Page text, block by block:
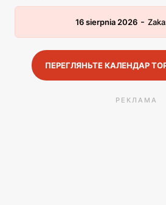
16 sierpnia 2026 -
ПЕРЕГЛЯНЬТЕ КАЛЕНДАР
РЕКЛАМА